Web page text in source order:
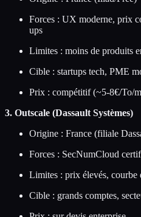
Forces : UX moderne, prix
ups
Limites : moins de produits
Cible : startups tech, PME
Prix : compétitif (~5-8€/To/
3. Outscale (Dassault Systèmes)
Origine : France (filiale
Forces : SecNumCloud
Limites : prix élevés, courbe
Cible : grands comptes,